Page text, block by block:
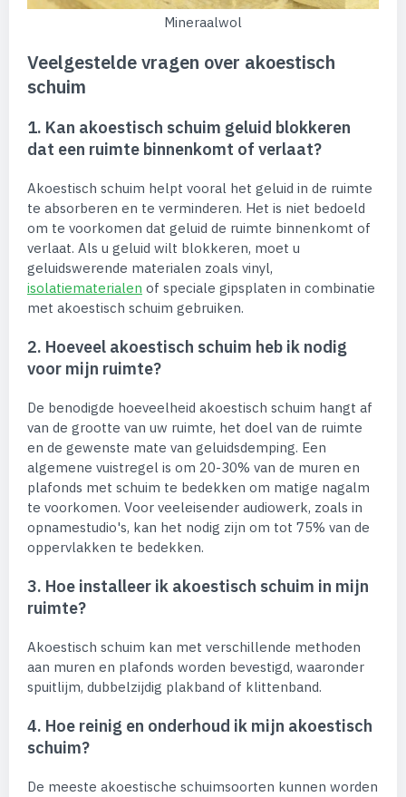
Mineraalwol
Veelgestelde vragen over akoestisch
schuim
1. Kan akoestisch schuim geluid blokkeren
dat een ruimte binnenkomt of verlaat?
Akoestisch schuim helpt vooral het geluid in de ruimte
te absorberen en te verminderen. Het is niet bedoeld
om te voorkomen dat geluid de ruimte binnenkomt of
verlaat. Als u geluid wilt blokkeren, moet u
geluidswerende materialen zoals vinyl,
isolatiematerialen of speciale gipsplaten in combinatie
met akoestisch schuim gebruiken.
2. Hoeveel akoestisch schuim heb ik nodig
voor mijn ruimte?
De benodigde hoeveelheid akoestisch schuim hangt af
van de grootte van uw ruimte, het doel van de ruimte
en de gewenste mate van geluidsdemping. Een
algemene vuistregel is om 20-30% van de muren en
plafonds met schuim te bedekken om matige nagalm
te voorkomen. Voor veeleisender audiowerk, zoals in
opnamestudio's, kan het nodig zijn om tot 75% van de
oppervlakken te bedekken.
3. Hoe installeer ik akoestisch schuim in mijn
ruimte?
Akoestisch schuim kan met verschillende methoden
aan muren en plafonds worden bevestigd, waaronder
spuitlijm, dubbelzijdig plakband of klittenband.
4. Hoe reinig en onderhoud ik mijn akoestisch
schuim?
De meeste akoestische schuimsoorten kunnen worden